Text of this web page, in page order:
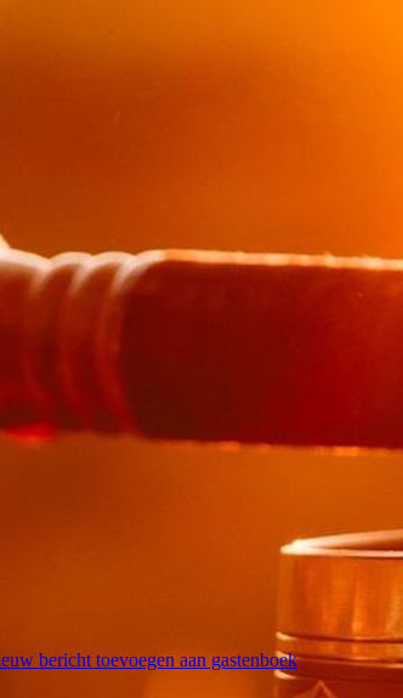
bericht toevoegen aan gastenboek